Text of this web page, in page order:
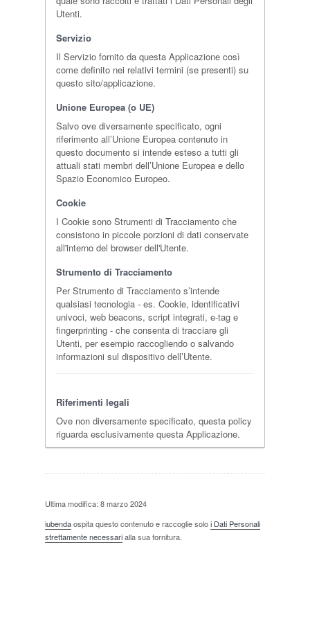
Utenti.
Servizio
Il Servizio fornito da questa Applicazione così
come definito nei relativi termini (se presenti) su
questo sito/applicazione.
Unione Europea (o UE)
Salvo ove diversamente specificato, ogni
riferimento all’Unione Europea contenuto in
questo documento si intende esteso a tutti gli
attuali stati membri dell’Unione Europea e dello
Spazio Economico Europeo.
Cookie
I Cookie sono Strumenti di Tracciamento che
consistono in piccole porzioni di dati conservate
all'interno del browser dell'Utente.
Strumento di Tracciamento
Per Strumento di Tracciamento s’intende
qualsiasi tecnologia - es. Cookie, identificativi
univoci, web beacons, script integrati, e-tag e
fingerprinting - che consenta di tracciare gli
Utenti, per esempio raccogliendo o salvando
informazioni sul dispositivo dell’Utente.
Riferimenti legali
Ove non diversamente specificato, questa policy
riguarda esclusivamente questa Applicazione.
Ultima modifica: 8 marzo 2024
iubendaospita questo contenuto e raccoglie soloi Dati Personali
strettamente necessarialla sua fornitura.